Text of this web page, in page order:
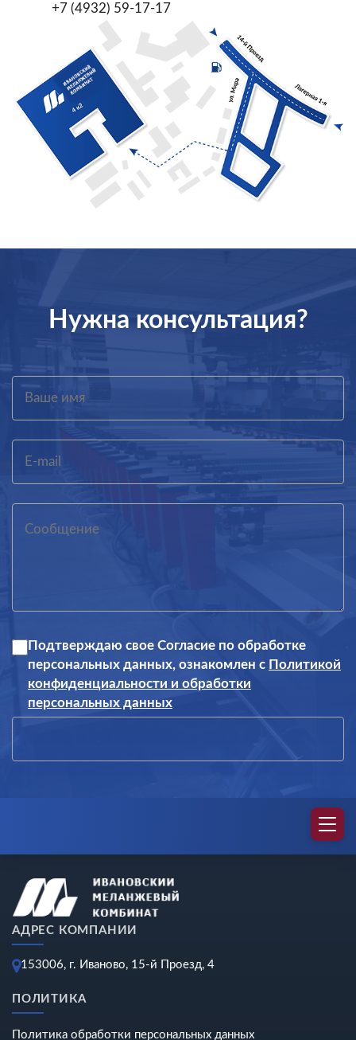
+7 (4932) 59-17-17
Нужна консультация?
Подтверждаю свое Согласие по обработке
персональных данных, ознакомлен с Политикой
конфиденциальности и обработки
персональных данных
АДРЕС КОМПАНИИ
153006, г. Иваново, 15-й Проезд, 4
ПОЛИТИКА
Политика обработки персональных данных